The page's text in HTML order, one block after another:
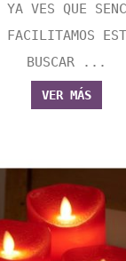
VES QUE
BUSCAR ...
VER MÁS